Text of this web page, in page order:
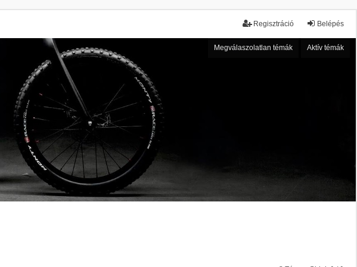
Belépés
Regisztráció
Megválaszolatlan témák Aktív témák